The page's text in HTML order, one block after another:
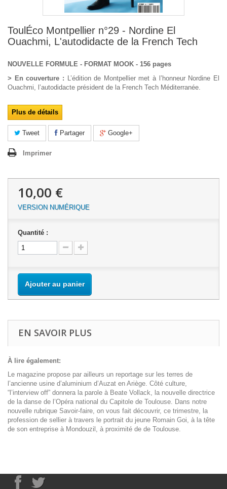
ToulÉco Montpellier n°29 - Nordine El
Ouachmi, L'autodidacte de la French Tech
NOUVELLE FORMULE - FORMAT MOOK - 156 pages
> En couverture : L’édition de Montpellier met à l’honneur Nordine El
Ouachmi, l’autodidacte président de la French Tech Méditerranée.
Plus de détails
Tweet Partager Google+
Imprimer
10,00 €
VERSION NUMÉRIQUE
Quantité :
Ajouter au panier
EN SAVOIR PLUS
À lire également:
Le magazine propose par ailleurs un reportage sur les terres de
l’ancienne usine d’aluminium d’Auzat en Ariège. Côté culture,
“l’interview off” donnera la parole à Beate Vollack, la nouvelle directrice
de la danse de l’Opéra national du Capitole de Toulouse. Dans notre
nouvelle rubrique Savoir-faire, on vous fait découvrir, ce trimestre, la
profession de sellier à travers le portrait du jeune Romain Goi, à la tête
de son entreprise à Mondouzil, à proximité de de Toulouse.